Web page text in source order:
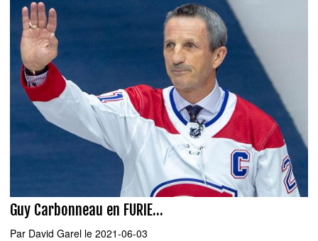
Guy Carbonneau en FURIE...
Par David Garel le 2021-06-03